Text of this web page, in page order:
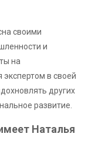
своими
и
на
экспертом в своей
других
развитие.
Наталья